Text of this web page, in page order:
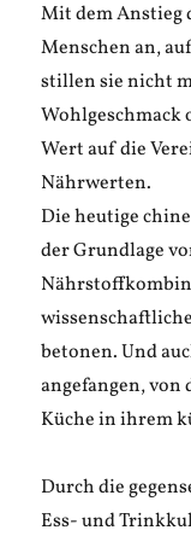
Mit dem Anstieg
Menschen an,
stillen sie nicht
Wert auf die
Nährwerten.
Die heutige
der Grundlage
betonen. Und
angefangen,
Küche in ihrem
Durch die
Ess- und